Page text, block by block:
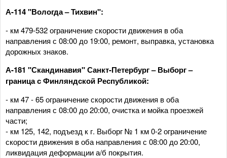
А-114 "Вологда – Тихвин":
- км 479-532 ограничение скорости движения в оба
направления с 08:00 до 19:00, ремонт, выправка, установка
дорожных знаков.
А-181 "Скандинавия" Санкт-Петербург – Выборг –
граница с Финляндской Республикой:
- км 47 - 65 ограничение скорости движения в оба
направления с 08:00 до 20:00, очистка и мойка проезжей
части;
- км 125, 142, подъезд к г. Выборг № 1 км 0-2 ограничение
скорости движения в оба направления с 08:00 до 20:00,
ликвидация деформации а/б покрытия.